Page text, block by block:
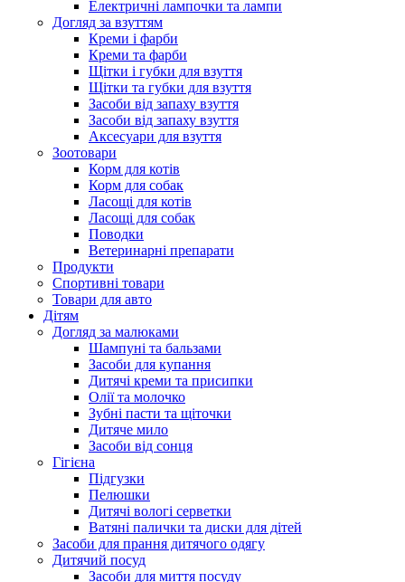
Електричні лампочки та лампи
Догляд за взуттям
Креми і фарби
Креми та фарби
Щітки і губки для взуття
Щітки та губки для взуття
Засоби від запаху взуття
Засоби від запаху взуття
Аксесуари для взуття
Зоотовари
Корм для котів
Корм для собак
Ласощі для котів
Ласощі для собак
Поводки
Ветеринарні препарати
Продукти
Спортивні товари
Товари для авто
Дітям
Догляд за малюками
Шампуні та бальзами
Засоби для купання
Дитячі креми та присипки
Олії та молочко
Зубні пасти та щіточки
Дитяче мило
Засоби від сонця
Гігієна
Підгузки
Пелюшки
Дитячі вологі серветки
Ватяні палички та диски для дітей
Засоби для прання дитячого одягу
Дитячий посуд
Засоби для миття посуду